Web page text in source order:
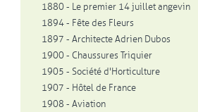
1880 - Le premier 14 juillet angevin
1894 - Fête des Fleurs
1897 - Architecte Adrien Dubos
1900 - Chaussures Triquier
1905 - Société d'Horticulture
1907 - Hôtel de France
1908 - Aviation